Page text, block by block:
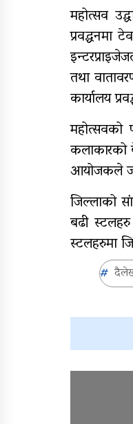
महोत्सव
प्रवद्धनमा
तथा
कार्यालय
महोत्सवको
कलाकारको
आयोजकले
जिल्लाको
बढी
स्टलहरुमा